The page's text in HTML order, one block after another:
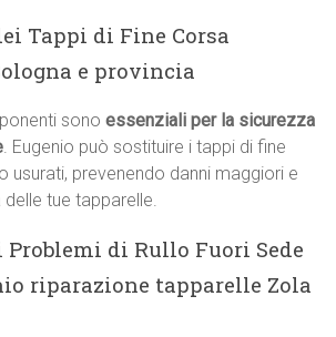
Tappi di Fine Corsa
e provincia
sonoessenziali per la sicurezza
. Eugenio può sostituire i tappi di fine
usurati, prevenendo danni maggiori e
tue tapparelle.
di Rullo Fuori Sede
riparazione tapparelle Zola